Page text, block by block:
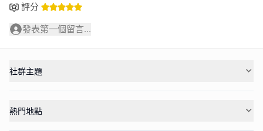
評分
發表第一個留言...
社群主題
熱門地點